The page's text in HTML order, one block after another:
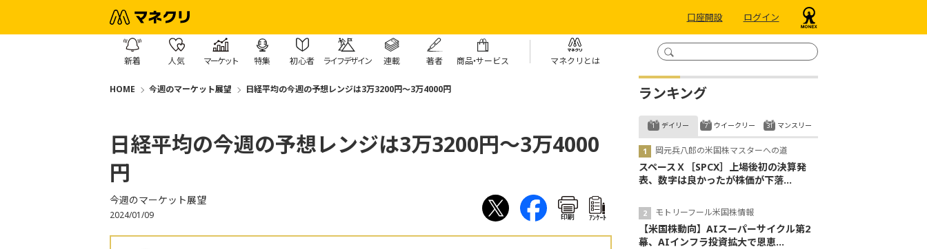
口座開設 ログイン
新着 人気 マーケット 特集 初心者 ライフデザイン 連載 著者 商品・サービス マネクリとは
HOME 今週のマーケット展望 日経平均の今週の予想レンジは3万3200円～3万4000円
日経平均の今週の予想レンジは3万3200円～3万4000
円
今週のマーケット展望
2024/01/09 印刷 ｱﾝｹｰﾄ
ランキング
デイリー
岡元兵八郎の米国株マスターへの道
スペースＸ［SPCX］上場後初の決算発
表、数字は良かったが株価が下落...
モトリーフール米国株情報
【米国株動向】AIスーパーサイクル第2
幕、AIインフラ投資拡大で恩恵...
ウイークリー マンスリー